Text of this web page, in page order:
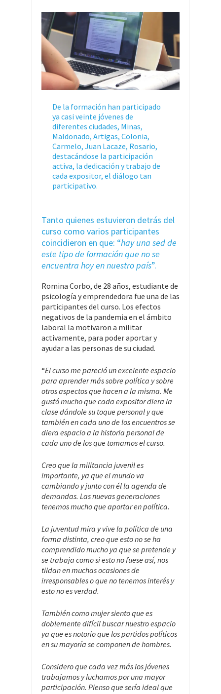
De la formación han participado
ya casi veinte jóvenes de
diferentes ciudades, Minas,
Maldonado, Artigas, Colonia,
Carmelo, Juan Lacaze, Rosario,
destacándose la participación
activa, la dedicación y trabajo de
cada expositor, el diálogo tan
participativo.
Tanto quienes estuvieron detrás del
curso como varios participantes
coincidieron en que: “hay una sed de
este tipo de formación que no se
encuentra hoy en nuestro país”.
Romina Corbo, de 28 años, estudiante de
psicología y emprendedora fue una de las
participantes del curso. Los efectos
negativos de la pandemia en el ámbito
laboral la motivaron a militar
activamente, para poder aportar y
ayudar a las personas de su ciudad.
“El curso me pareció un excelente espacio
para aprender más sobre política y sobre
otros aspectos que hacen a la misma. Me
gustó mucho que cada expositor diera la
clase dándole su toque personal y que
también en cada uno de los encuentros se
diera espacio a la historia personal de
cada uno de los que tomamos el curso.
Creo que la militancia juvenil es
importante, ya que el mundo va
cambiando y junto con él la agenda de
demandas. Las nuevas generaciones
tenemos mucho que aportar en política.
La juventud mira y vive la política de una
forma distinta, creo que esto no se ha
comprendido mucho ya que se pretende y
se trabaja como si esto no fuese así, nos
tildan en muchas ocasiones de
irresponsables o que no tenemos interés y
esto no es verdad.
También como mujer siento que es
doblemente difícil buscar nuestro espacio
ya que es notorio que los partidos políticos
en su mayoría se componen de hombres.
Considero que cada vez más los jóvenes
trabajamos y luchamos por una mayor
participación. Pienso que sería ideal que